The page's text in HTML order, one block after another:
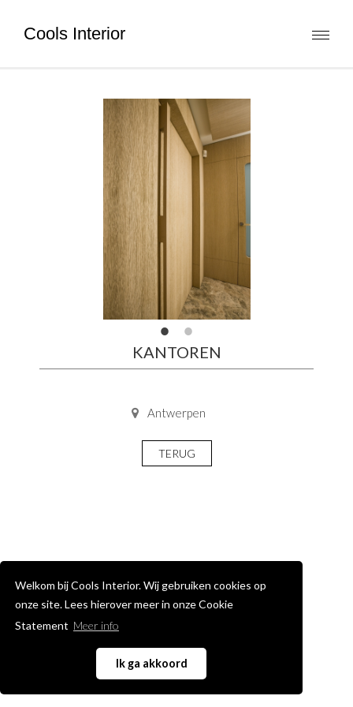
Welkom bij Cools Interior. Wij gebruiken cookies op
onze site. Lees hierover meer in onze Cookie
Statement Meer info
Ik ga akkoord
Toggle
Cools Interior
KANTOREN
Antwerpen
TERUG